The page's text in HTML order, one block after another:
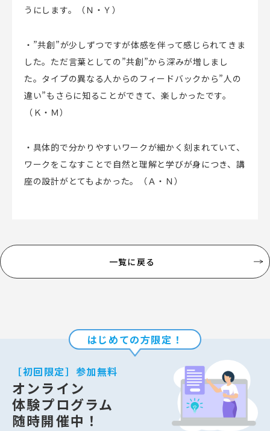
うにします。（Ｎ・Ｙ）
・”共創”が少しずつですが体感を伴って感じられてきま
した。ただ言葉としての”共創”から深みが増しまし
た。タイプの異なる人からのフィードバックから”人の
違い”もさらに知ることができて、楽しかったです。
（Ｋ・Ｍ）
・具体的で分かりやすいワークが細かく刻まれていて、
ワークをこなすことで自然と理解と学びが身につき、講
座の設計がとてもよかった。（Ａ・Ｎ）
一覧に戻る
はじめての方限定！
［初回限定］参加無料
オンライン
体験プログラム
随時開催中！